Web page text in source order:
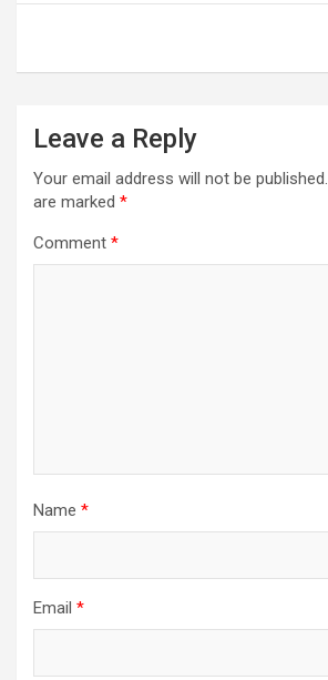
Leave a Reply
Your email address will not be published.
are marked *
Comment *
Name *
Email *